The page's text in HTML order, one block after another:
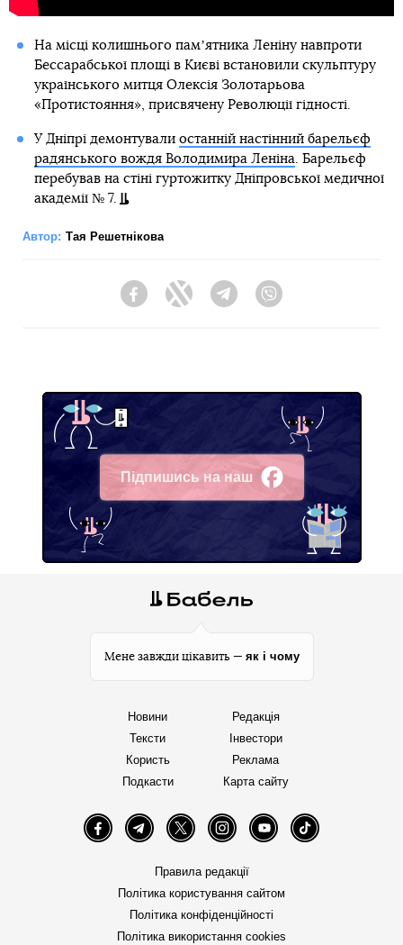
На місці колишнього памʼятника Леніну навпроти
Бессарабської площі в Києві встановили скульптуру
українського митця Олексія Золотарьова
«Протистояння», присвячену Революції гідності.
У Дніпрі демонтували останній настінний барельєф
радянського вождя Володимира Леніна. Барельєф
перебував на стіні гуртожитку Дніпровської медичної
академії № 7.
Автор: Тая Решетнікова
FacebookTwitter Telegram
Підпишись на наш
Facebook
Мене завжди цікавить — як і чому
Новини
Тексти
Користь
Подкасти
Редакція
Інвестори
Реклама
Карта сайту
FacebookTelegramTwitter InstagramYouTube TikTok
Правила редакції
Політика користування сайтом
Політика конфіденційності
Політика використання cookies